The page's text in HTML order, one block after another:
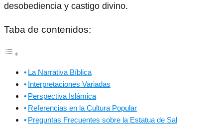
desobediencia y castigo divino.
Taba de contenidos:
La Narrativa Bíblica
Interpretaciones Variadas
Perspectiva Islámica
Referencias en la Cultura Popular
Preguntas Frecuentes sobre la Estatua de Sal